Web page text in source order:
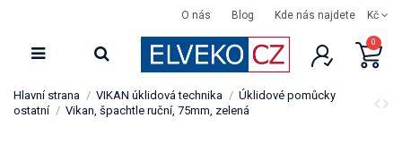
O nás Blog Kde nás najdete Kč
0
Hlavní strana VIKAN úklidová technika
Úklidové pomůcky
ostatní
Vikan, špachtle ruční, 75mm, zelená